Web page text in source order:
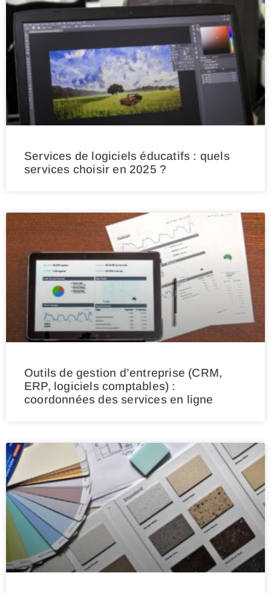
Services de logiciels éducatifs : quels
services choisir en 2025 ?
Outils de gestion d’entreprise (CRM,
ERP, logiciels comptables) :
coordonnées des services en ligne